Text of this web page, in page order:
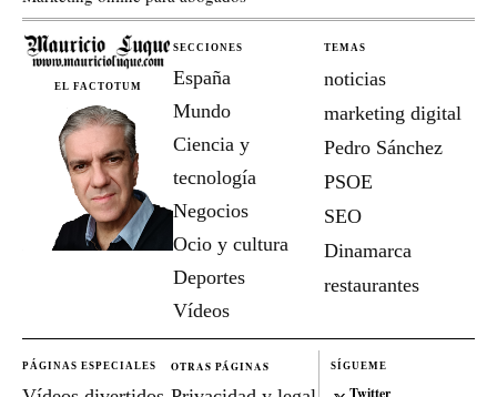
EL FACTOTUM
SECCIONES
España
Mundo
Ciencia y
tecnología
Negocios
Ocio y cultura
Deportes
Vídeos
TEMAS
noticias
marketing digital
Pedro Sánchez
PSOE
SEO
Dinamarca
restaurantes
PÁGINAS ESPECIALES OTRAS PÁGINAS SÍGUEME
Twitter